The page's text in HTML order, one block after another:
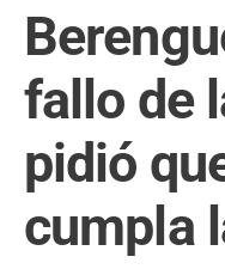
fallo de
pidió
cumpla